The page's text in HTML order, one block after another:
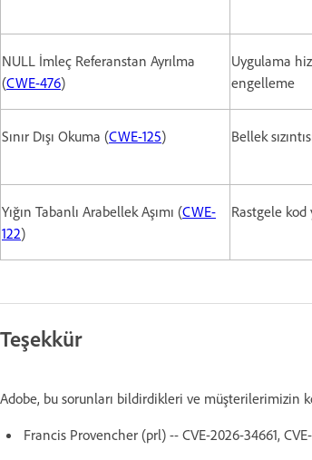
NULL İmleç Referanstan Ayrılma
(CWE-476)
Uygulama
engelleme
Sınır Dışı Okuma (CWE-125) Bellek
Yığın Tabanlı Arabellek Aşımı (CWE-
122)
Rastgele
Teşekkür
Adobe, bu sorunları bildirdikleri ve müşterilerimizin
Francis Provencher (prl) -- CVE-2026-34661,